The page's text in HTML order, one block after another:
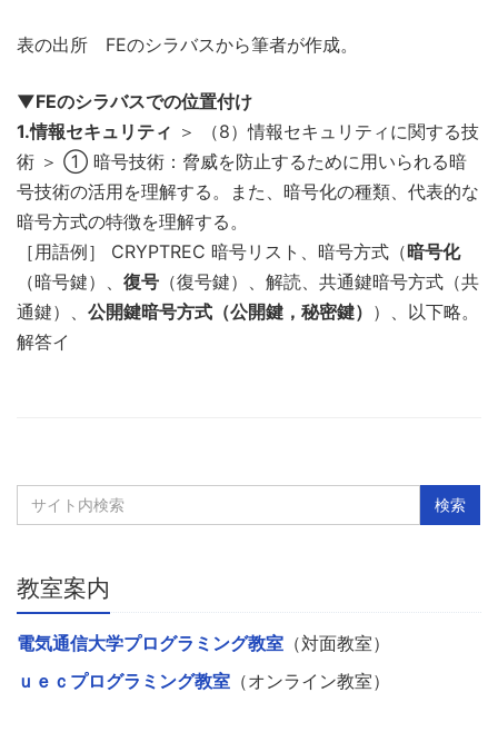
表の出所 FEのシラバスから筆者が作成。
▼FEのシラバスでの位置付け
1.情報セキュリティ ＞ （8）情報セキュリティに関する技
術 ＞ ① 暗号技術：脅威を防止するために用いられる暗
号技術の活用を理解する。また、暗号化の種類、代表的な
暗号方式の特徴を理解する。
［用語例］ CRYPTREC 暗号リスト、暗号方式（暗号化
（暗号鍵）、 復号 （復号鍵）、解読、共通鍵暗号方式（共
通鍵）、 公開鍵暗号方式（公開鍵，秘密鍵） ）、以下略。
解答イ
教室案内
電気通信大学プログラミング教室 （対面教室）
ｕｅｃプログラミング教室 （オンライン教室）